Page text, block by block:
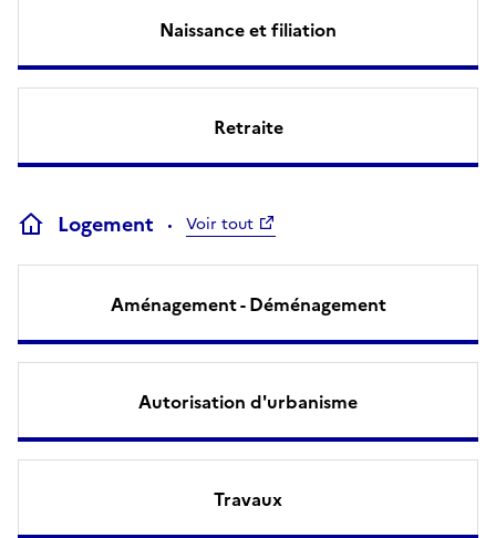
Naissance et filiation
Retraite
Logement Voir tout
Aménagement - Déménagement
Autorisation d'urbanisme
Travaux